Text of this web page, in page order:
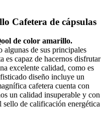
Cafetera de cápsulas
de color amarillo.
de sus principales
es capaz de hacernos disfrutar
excelente calidad, como es
diseño incluye un
cafetera cuenta con
un calidad insuperable y con
sello de calificación energética